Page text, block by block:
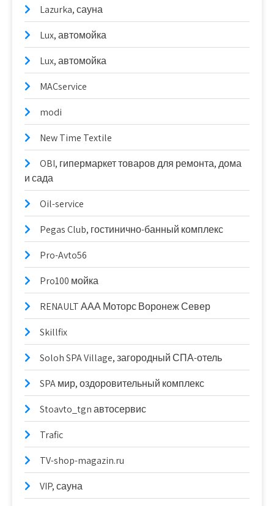
Lazurka, сауна
Lux, автомойка
Lux, автомойка
MACservice
modi
New Time Textile
OBI, гипермаркет товаров для ремонта, дома
и сада
Oil-service
Pegas Club, гостинично-банный комплекс
Pro-Avto56
Pro100 мойка
RENAULT ААА Моторс Воронеж Север
Skillfix
Soloh SPA Village, загородный СПА-отель
SPA мир, оздоровительный комплекс
Stoavto_tgn автосервис
Trafic
TV-shop-magazin.ru
VIP, сауна